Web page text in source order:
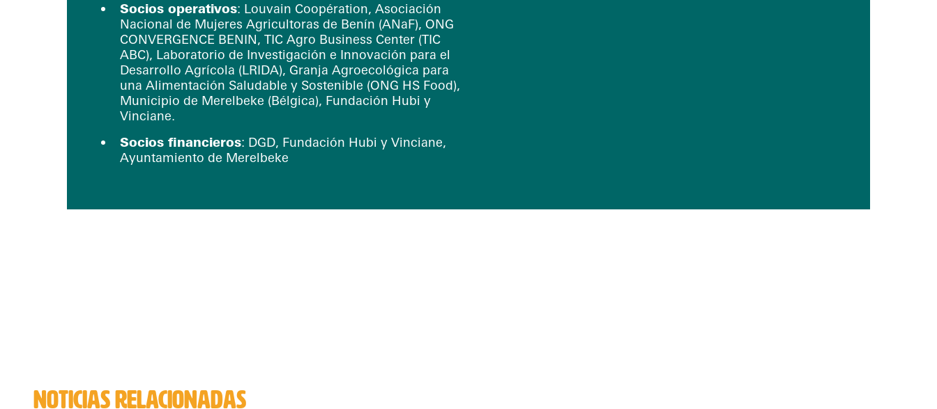
Socios operativos: Louvain Coopération, Asociación
Nacional de Mujeres Agricultoras de Benín (ANaF), ONG
CONVERGENCE BENIN, TIC Agro Business Center (TIC
ABC), Laboratorio de Investigación e Innovación para el
Desarrollo Agrícola (LRIDA), Granja Agroecológica para
una Alimentación Saludable y Sostenible (ONG HS Food),
Municipio de Merelbeke (Bélgica), Fundación Hubi y
Vinciane.
Socios financieros: DGD, Fundación Hubi y Vinciane,
Ayuntamiento de Merelbeke
NOTICIAS RELACIONADAS